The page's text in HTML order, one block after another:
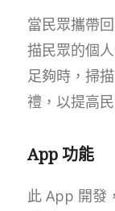
當民眾攜帶
描民眾的個
足夠時，掃
禮，以提高
App 功能
此 App 開發